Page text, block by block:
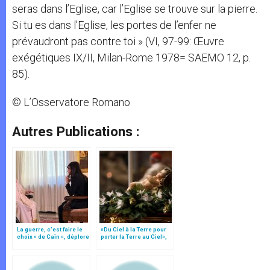
seras dans l’Eglise, car l’Eglise se trouve sur la pierre.
Si tu es dans l’Eglise, les portes de l’enfer ne
prévaudront pas contre toi » (VI, 97-99: Œuvre
exégétiques IX/II, Milan-Rome 1978= SAEMO 12, p.
85).
© L’Osservatore Romano
Autres Publications :
La guerre, c’est faire le
choix « de Caïn », déplore
«Du Ciel à la Terre pour
porter la Terre au Ciel»,